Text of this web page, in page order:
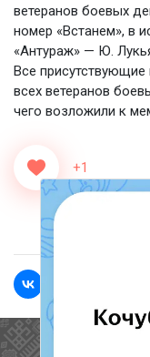
ветеранов боевых
номер «Встанем», в
«Антураж» — Ю.
Все присутствующие
всех ветеранов
чего возложили к
+1